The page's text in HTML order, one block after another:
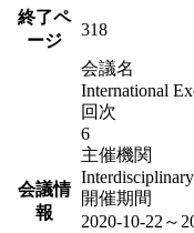
終了ペ
ージ
318
会議情
報
会議名
International
回次
6
主催機関
開催期間
2020-10-22～